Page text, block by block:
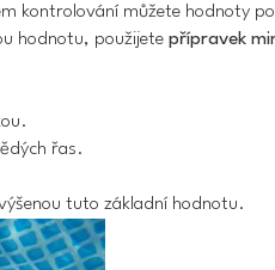
kontrolování můžete hodnoty
hodnotu, použijete přípravek
řas.
tuto základní hodnotu.